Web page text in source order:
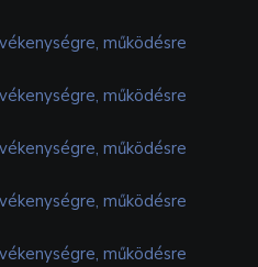
működésre
működésre
működésre
működésre
működésre